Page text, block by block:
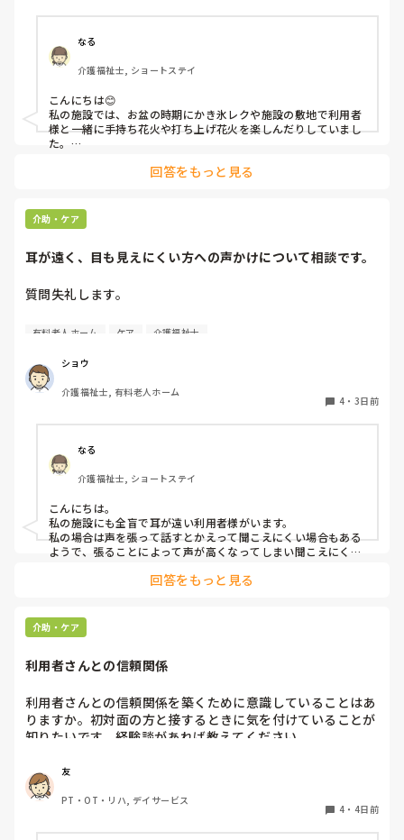
なる
介護福祉士, ショートステイ
こんにちは😊
私の施設では、お盆の時期にかき氷レクや施設の敷地で利用者
様と一緒に手持ち花火や打ち上げ花火を楽しんだりしていまし
た。
利用者様にとっても良い経験にもなりますね！
回答をもっと見る
介助・ケア
耳が遠く、目も見えにくい方への声かけについて相談です。
質問失礼します。
耳が遠く、目もあまり見えていない利用者様への声かけにつ
現在、私は「大きな声で、ゆっくり耳元でお話しする」とい
う方法で対応しています。
聞き取れると安心していただける方なので何とか理解しても
かり、痛めてしまうことがあります。
みなさんの職場で、このような方と関わる際に工夫している
ことや、喉に負担をかけずに意思疎通ができる良い方法など
よろしくお願いします。
有料老人ホーム ケア 介護福祉士
ショウ
介護福祉士, 有料老人ホーム
4 ・ 3日前
なる
介護福祉士, ショートステイ
こんにちは。
私の施設にも全盲で耳が遠い利用者様がいます。
私の場合は声を張って話すとかえって聞こえにくい場合もある
ようで、張ることによって声が高くなってしまい聞こえにくい
回答をもっと見る
介助・ケア
利用者さんとの信頼関係
利用者さんとの信頼関係を築くために意識していることはあ
りますか。初対面の方と接するときに気を付けていることが
知りたいです。経験談があれば教えてください。
友
PT・OT・リハ, デイサービス
4 ・ 4日前